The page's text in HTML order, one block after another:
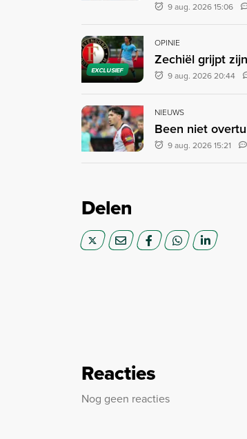
9 aug. 2026 15:06
EXCLUSIEF
OPINIE
Zechiël grijpt
9 aug. 2026 20:44
NIEUWS
Been niet
9 aug. 2026 15:21
Delen
Reacties
Nog geen reacties